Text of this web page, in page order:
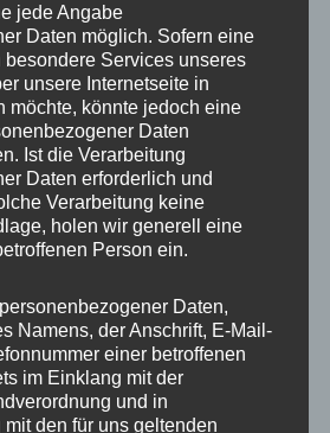
jede Angabe
Daten möglich. Sofern eine
besondere Services unseres
unsere Internetseite in
möchte, könnte jedoch eine
Daten
Ist die Verarbeitung
Daten erforderlich und
Verarbeitung keine
holen wir generell eine
Person ein.
Daten,
Namens, der Anschrift, E-Mail-
einer betroffenen
im Einklang mit der
und in
den für uns geltenden